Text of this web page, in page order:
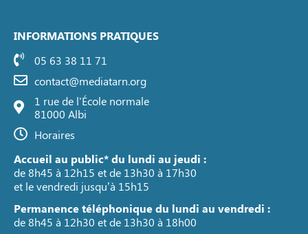
INFORMATIONS PRATIQUES
05 63 38 11 71
contact@mediatarn.org
1 rue de l'École normale
81000 Albi
Horaires
Accueil au public* du lundi au jeudi :
de 8h45 à 12h15 et de 13h30 à 17h30
et le vendredi jusqu’à 15h15
Permanence téléphonique du lundi au vendredi :
de 8h45 à 12h30 et de 13h30 à 18h00